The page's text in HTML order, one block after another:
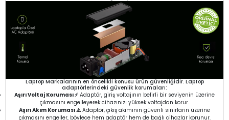
Laptop Markalarının en öncelikli konusu ürün güvenliğidir. Laptop
adaptörlerindeki güvenlik korumaları:
Aşırı Voltaj Koruması ⚡ Adaptör, giriş voltajının belirli bir seviyenin üzerine
çıkmasını engelleyerek cihazınızı yüksek voltajdan korur.
Aşırı Akım Koruması ⚠️Adaptör, çıkış akımının güvenli sınırların üzerine
çıkmasını engeller, böylece hem adaptör hem de bağlı cihazlar korunur.